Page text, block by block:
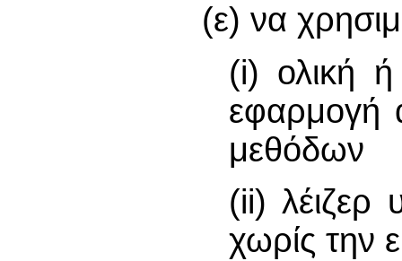
(ε) να
(i) ολική ή
εφαρμογή
μεθόδων
(ii) λέιζερ
χωρίς την